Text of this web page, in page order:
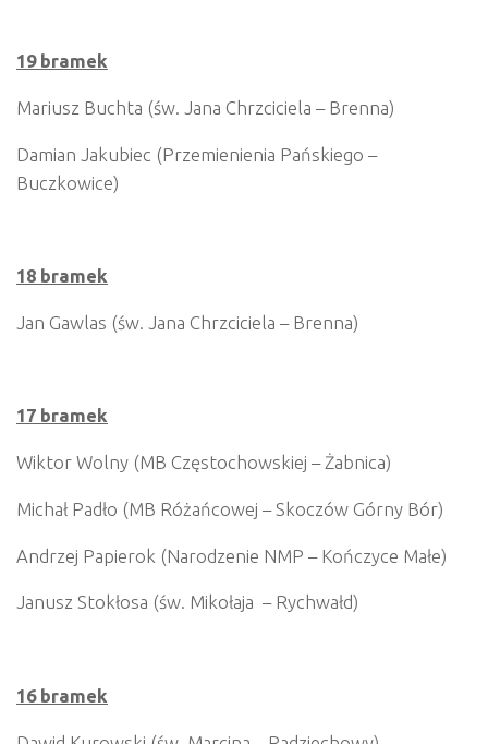
19 bramek
Mariusz Buchta (św. Jana Chrzciciela – Brenna)
Damian Jakubiec (Przemienienia Pańskiego –
Buczkowice)
18 bramek
Jan Gawlas (św. Jana Chrzciciela – Brenna)
17 bramek
Wiktor Wolny (MB Częstochowskiej – Żabnica)
Michał Padło (MB Różańcowej – Skoczów Górny Bór)
Andrzej Papierok (Narodzenie NMP – Kończyce Małe)
Janusz Stokłosa (św. Mikołaja – Rychwałd)
16 bramek